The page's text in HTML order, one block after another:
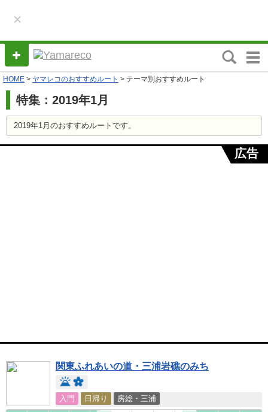
×
M
e
HOME > ヤマレコのおすすめルート > テーマ別おすすめルート
特集：2019年1月
2019年1月のおすすめルートです。
広告
関東ふれあいの道・三浦岩礁のみち
入門 日帰り 房総・三浦